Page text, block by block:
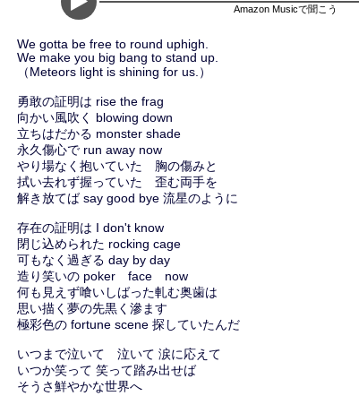
Amazon Musicで聞こう
We gotta be free to round uphigh.
We make you big bang to stand up.
（Meteors light is shining for us.）
勇敢の証明は rise the frag
向かい風吹く blowing down
立ちはだかる monster shade
永久傷心で run away now
やり場なく抱いていた 胸の傷みと
拭い去れず握っていた 歪む両手を
解き放てば say good bye 流星のように
存在の証明は I don't know
閉じ込められた rocking cage
可もなく過ぎる day by day
造り笑いの poker face now
何も見えず喰いしばった軋む奥歯は
思い描く夢の先黒く滲ます
極彩色の fortune scene 探していたんだ
いつまで泣いて 泣いて 涙に応えて
いつか笑って 笑って踏み出せば
そうさ鮮やかな世界へ